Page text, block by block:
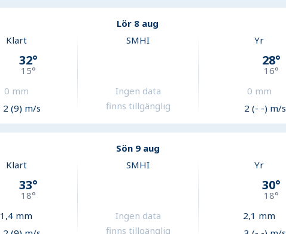
Lör 8 aug
Klart
32°
15°
0 mm
2 (9) m/s
SMHI
Ingen data
finns tillgänglig
Yr
28°
16°
0 mm
2 (- -) m/s
Sön 9 aug
Klart
33°
18°
1,4 mm
SMHI
Ingen data
finns tillgänglig
Yr
30°
18°
2,1 mm